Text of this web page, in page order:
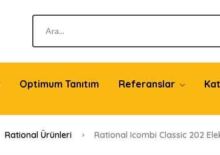
Optimum Tanıtım Referanslar
Rational Ürünleri Rational Icombi Classic 202